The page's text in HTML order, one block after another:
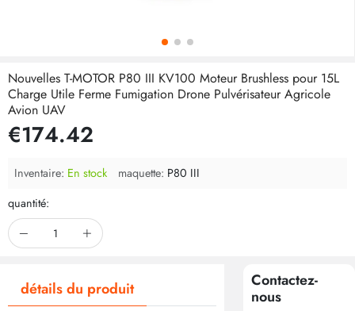
Nouvelles T-MOTOR P80 III KV100 Moteur Brushless pour 15L
Charge Utile Ferme Fumigation Drone Pulvérisateur Agricole
Avion UAV
€174.42
Inventaire: En stock maquette: P80 III
quantité:
détails du produit
Contactez-
nous